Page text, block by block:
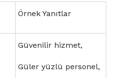
Örnek Yanıtlar
Güvenilir hizmet,
Güler yüzlü personel,